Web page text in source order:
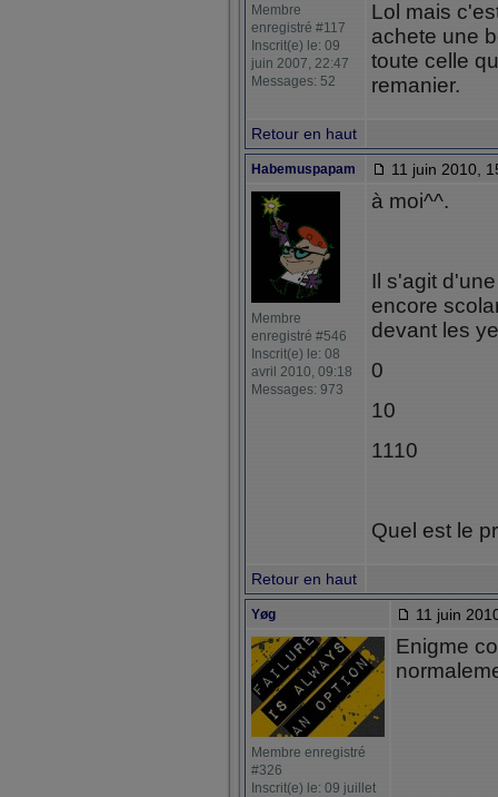
Membre
enregistré #117
Inscrit(e) le: 09
juin 2007, 22:47
Messages: 52
Lol mais
achete une
toute celle
remanier.
Retour en haut
Habemuspapam 11 juin 2010,
Membre
enregistré #546
Inscrit(e) le: 08
avril 2010, 09:18
Messages: 973
à moi^^.
Il s'agit
encore
devant les
0
10
1110
Quel est le
Retour en haut
Yøg 11 juin
Membre enregistré
#326
Inscrit(e) le: 09 juillet
Enigme